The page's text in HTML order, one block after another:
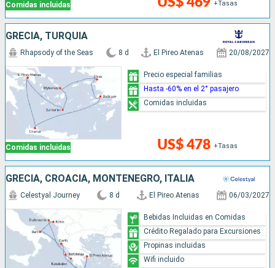
Comidas incluidas +Tasas
GRECIA, TURQUÍA
Comidas incluidas
Rhapsody of the Seas 8 d El Pireo Atenas 20/08/2027
US$ 478 +Tasas
Precio especial familias
Hasta -60% en el 2° pasajero
Comidas incluidas
GRECIA, CROACIA, MONTENEGRO, ITALIA
Celestyal Journey 8 d El Pireo Atenas 06/03/2027
Bebidas Incluidas en Comidas
Crédito Regalado para Excursiones
Propinas incluidas
Wifi incluido